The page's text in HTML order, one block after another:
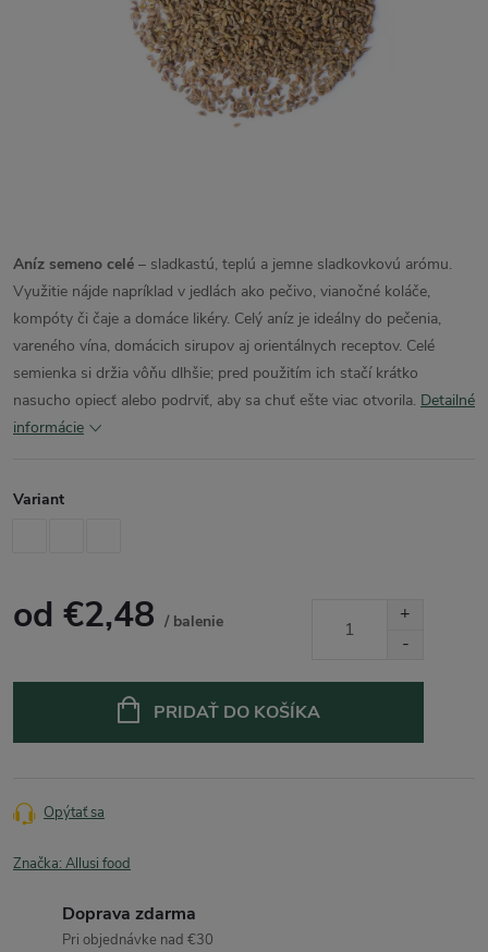
Aníz semeno celé – sladkastú, teplú a jemne sladkovkovú arómu.
Využitie nájde napríklad v jedlách ako pečivo, vianočné koláče,
kompóty či čaje a domáce likéry. Celý aníz je ideálny do pečenia,
vareného vína, domácich sirupov aj orientálnych receptov. Celé
semienka si držia vôňu dlhšie; pred použitím ich stačí krátko
nasucho opiecť alebo podrviť, aby sa chuť ešte viac otvorila. Detailné
informácie
Variant
od €2,48 / balenie
PRIDAŤ DO KOŠÍKA
Opýtať sa
Značka: Allusi food
Doprava zdarma
Pri objednávke nad €30